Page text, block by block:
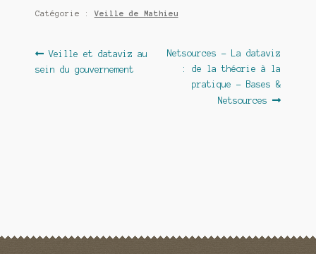
Catégorie :Veille de Mathieu
Navigation
de
Article
précédent :
Veille et dataviz au
sein du gouvernement
Article
suivant :
Netsources – La dataviz
: de la théorie à la
pratique – Bases &
Netsources